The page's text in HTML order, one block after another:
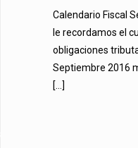
Calendario Fiscal
le recordamos el
obligaciones
Septiembre 2016
[…]